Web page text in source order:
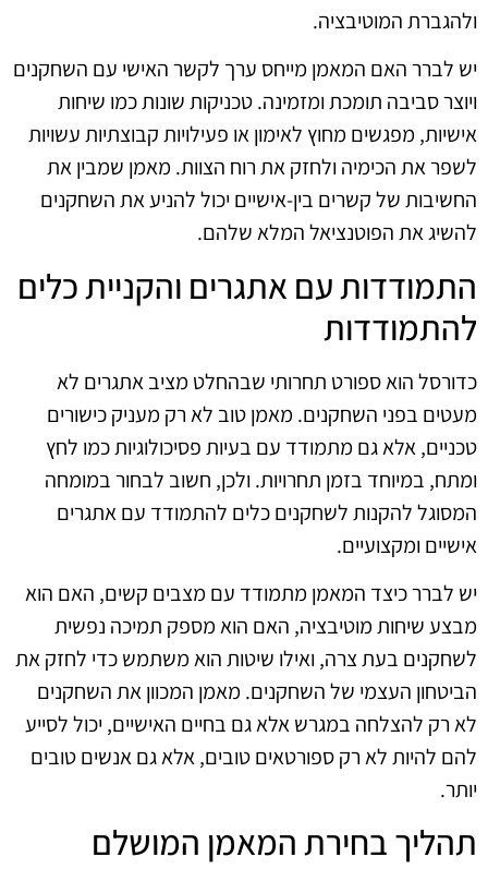
ולהגברת המוטיבציה.
יש לברר האם המאמן מייחס ערך לקשר האישי עם השחקנים
ויוצר סביבה תומכת ומזמינה. טכניקות שונות כמו שיחות
אישיות, מפגשים מחוץ לאימון או פעילויות קבוצתיות עשויות
לשפר את הכימיה ולחזק את רוח הצוות. מאמן שמבין את
החשיבות של קשרים בין-אישיים יכול להניע את השחקנים
להשיג את הפוטנציאל המלא שלהם.
התמודדות עם אתגרים והקניית כלים
להתמודדות
כדורסל הוא ספורט תחרותי שבהחלט מציב אתגרים לא
מעטים בפני השחקנים. מאמן טוב לא רק מעניק כישורים
טכניים, אלא גם מתמודד עם בעיות פסיכולוגיות כמו לחץ
ומתח, במיוחד בזמן תחרויות. ולכן, חשוב לבחור במומחה
המסוגל להקנות לשחקנים כלים להתמודד עם אתגרים
אישיים ומקצועיים.
יש לברר כיצד המאמן מתמודד עם מצבים קשים, האם הוא
מבצע שיחות מוטיבציה, האם הוא מספק תמיכה נפשית
לשחקנים בעת צרה, ואילו שיטות הוא משתמש כדי לחזק את
הביטחון העצמי של השחקנים. מאמן המכוון את השחקנים
לא רק להצלחה במגרש אלא גם בחיים האישיים, יכול לסייע
להם להיות לא רק ספורטאים טובים, אלא גם אנשים טובים
יותר.
תהליך בחירת המאמן המושלם